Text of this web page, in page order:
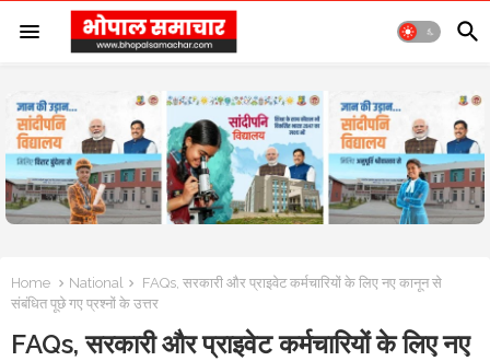
Home National
FAQs, सरकारी और प्राइवेट कर्मचारियों के लिए नए कानून से
संबंधित पूछे गए प्रश्नों के उत्तर
FAQs, सरकारी और प्राइवेट कर्मचारियों के लिए नए